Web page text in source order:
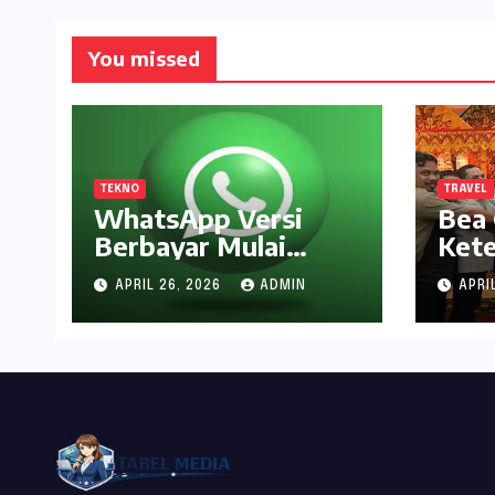
You missed
TEKNO
WhatsApp Versi
Berbayar Mulai
Disebar, Ini yang
Didapat Pengguna
APRIL 26, 2026 ADMIN
TRAVEL
Bea